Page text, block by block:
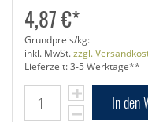
4,87 €*
Grundpreis/kg:
inkl. MwSt.zzgl.
Lieferzeit: 3-5 Werktage**
In den